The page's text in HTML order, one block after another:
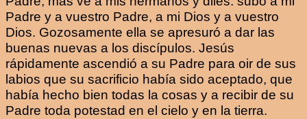
Padre y a vuestro Padre, a mi Dios y a vuestro
Dios. Gozosamente ella se apresuró a dar las
buenas nuevas a los discípulos. Jesús
rápidamente ascendió a su Padre para oir de sus
labios que su sacrificio había sido aceptado, que
había hecho bien todas la cosas y a recibir de su
Padre toda potestad en el cielo y en la tierra.